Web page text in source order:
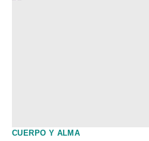
CUERPO Y ALMA